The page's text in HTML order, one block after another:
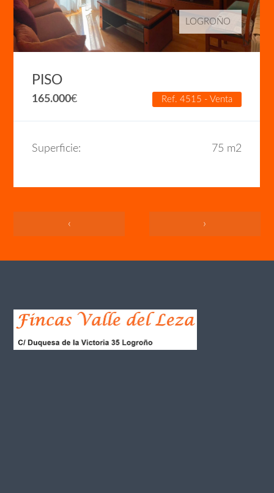
LOGROÑO
PISO
165.000€ Ref. 4515 - Venta
Superficie: 75 m2
‹ ›